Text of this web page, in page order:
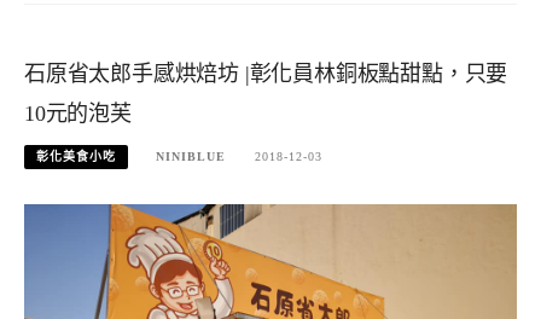
石原省太郎手感烘焙坊 |彰化員林銅板點甜點，只要
10元的泡芙
彰化美食小吃 NINIBLUE 2018-12-03